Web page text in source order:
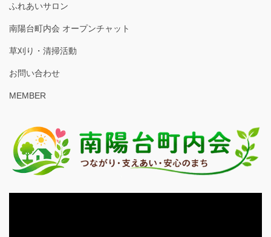
ふれあいサロン
南陽台町内会 オープンチャット
草刈り・清掃活動
お問い合わせ
MEMBER